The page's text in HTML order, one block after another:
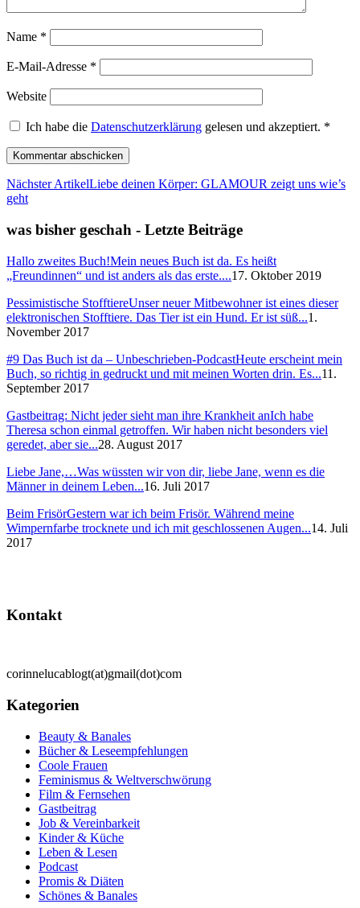
Name *
E-Mail-Adresse *
Website
Ich habe die Datenschutzerklärung gelesen und akzeptiert. *
Nächster ArtikelLiebe deinen Körper: GLAMOUR zeigt uns wie’s
geht
was bisher geschah - Letzte Beiträge
Hallo zweites Buch!Mein neues Buch ist da. Es heißt
„Freundinnen“ und ist anders als das erste....17. Oktober 2019
Pessimistische StofftiereUnser neuer Mitbewohner ist eines dieser
elektronischen Stofftiere. Das Tier ist ein Hund. Er ist süß...1.
November 2017
#9 Das Buch ist da – Unbeschrieben-PodcastHeute erscheint mein
Buch, so richtig in gedruckt und mit meinen Worten drin. Es...11.
September 2017
Gastbeitrag: Nicht jeder sieht man ihre Krankheit anIch habe
Theresa schon einmal getroffen. Wir haben nicht besonders viel
geredet, aber sie...28. August 2017
Liebe Jane,…Was wüssten wir von dir, liebe Jane, wenn es die
Männer in deinem Leben...16. Juli 2017
Beim FrisörGestern war ich beim Frisör. Während meine
Wimpernfarbe trocknete und ich mit geschlossenen Augen...14. Juli
2017
Kontakt
corinnelucablogt(at)gmail(dot)com
Kategorien
Beauty & Banales
Bücher & Leseempfehlungen
Coole Frauen
Feminismus & Weltverschwörung
Film & Fernsehen
Gastbeitrag
Job & Vereinbarkeit
Kinder & Küche
Leben & Lesen
Podcast
Promis & Diäten
Schönes & Banales